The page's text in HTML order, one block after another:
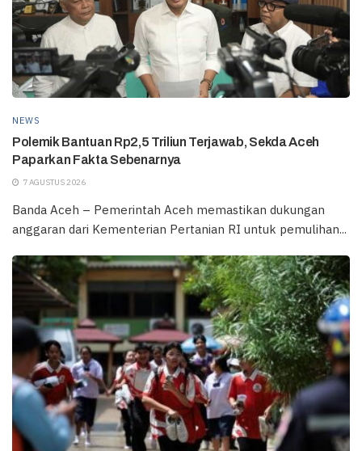
NEWS
Polemik Bantuan Rp2,5 Triliun Terjawab, Sekda Aceh
Paparkan Fakta Sebenarnya
7 AGUSTUS 2026
Banda Aceh – Pemerintah Aceh memastikan dukungan
anggaran dari Kementerian Pertanian RI untuk pemulihan...